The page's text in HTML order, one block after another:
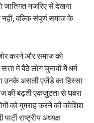
जातिगत नजरिए से देखना
बल्कि संपूर्ण समाज के
करने और समाज को
में बैठे लोग चुनावों में धर्म
उनके असली एजेंडे का हिस्सा
की बढ़ती एकजुटता से घबरा
को गुमराह करने की कोशिश
राष्ट्रीय अध्यक्ष